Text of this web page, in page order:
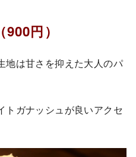
円）
地は甘さを抑えた大人のパ
トガナッシュが良いアクセ